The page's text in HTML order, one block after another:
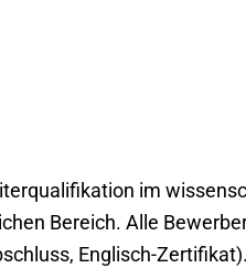
im
Bereich. Alle
Englisch-